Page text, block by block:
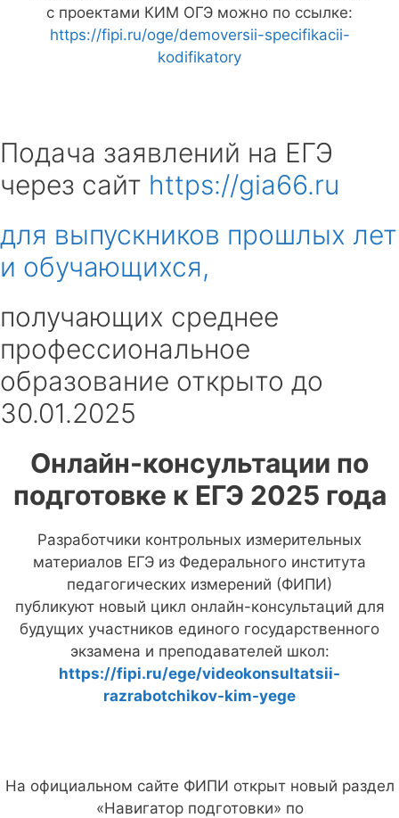
с проектами КИМ ОГЭ можно по ссылке:
https://fipi.ru/oge/demoversii-specifikacii-
kodifikatory
Подача заявлений на ЕГЭ
через сайт https://gia66.ru
для выпускников прошлых лет
и обучающихся,
получающих среднее
профессиональное
образование открыто до
30.01.2025
Онлайн-консультации по
подготовке к ЕГЭ 2025 года
Разработчики контрольных измерительных
материалов ЕГЭ из Федерального института
педагогических измерений (ФИПИ)
публикуют новый цикл онлайн-консультаций для
будущих участников единого государственного
экзамена и преподавателей школ:
https://fipi.ru/ege/videokonsultatsii-
razrabotchikov-kim-yege
На официальном сайте ФИПИ открыт новый раздел
«Навигатор подготовки» по